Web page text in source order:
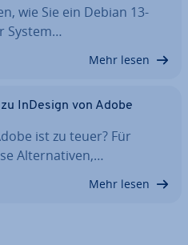
wie Sie ein Debian 13-
System…
Mehr lesen
InDesign von Adobe
ist zu teuer? Für
Al­ter­na­ti­ven,…
Mehr lesen